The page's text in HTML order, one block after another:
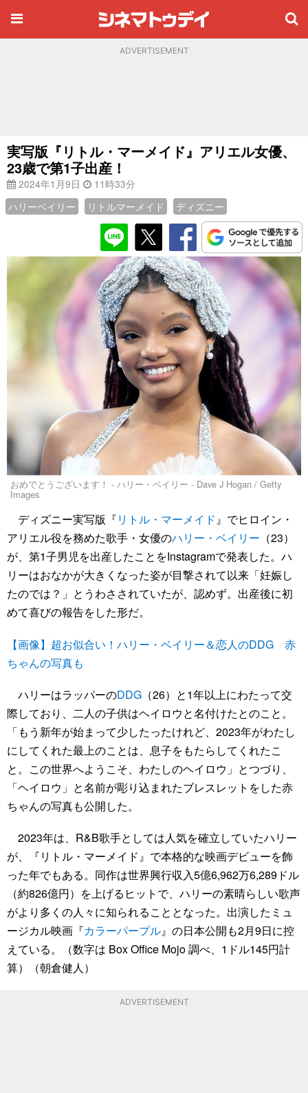
ADVERTISEMENT
実写版『リトル・マーメイド』アリエル女優、
23歳で第1子出産！
2024年1月9日
11時33分
ハリーベイリー
リトルマーメイド ディズニー
おめでとうございます！ - ハリー・ベイリー - Dave J Hogan / Getty
Images
ディズニー実写版『リトル・マーメイド』でヒロイン・
アリエル役を務めた歌手・女優のハリー・ベイリー （23）
が、第1子男児を出産したことをInstagramで発表した。ハ
リーはおなかが大きくなった姿が目撃されて以来「妊娠し
たのでは？」とうわさされていたが、認めず。出産後に初
めて喜びの報告をした形だ。
【画像】超お似合い！ハリー・ベイリー＆恋人のDDG 赤
ちゃんの写真も
ハリーはラッパーのDDG （26）と1年以上にわたって交
際しており、二人の子供はヘイロウと名付けたとのこと。
「もう新年が始まって少したったけれど、2023年がわたし
にしてくれた最上のことは、息子をもたらしてくれたこ
と。この世界へようこそ、わたしのヘイロウ」とつづり、
「ヘイロウ」と名前が彫り込まれたブレスレットをした赤
ちゃんの写真も公開した。
2023年は、R&B歌手としては人気を確立していたハリー
が、『リトル・マーメイド』で本格的な映画デビューを飾
った年でもある。同作は世界興行収入5億6,962万6,289ドル
（約826億円）を上げるヒットで、ハリーの素晴らしい歌声
がより多くの人々に知られることとなった。出演したミュ
ージカル映画『カラーパープル』の日本公開も2月9日に控
えている。（数字は Box Office Mojo 調べ、1ドル145円計
算）（朝倉健人）
ADVERTISEMENT